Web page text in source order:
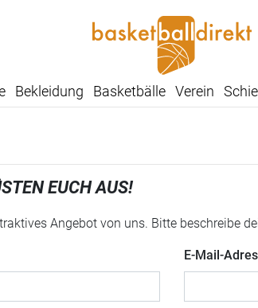
Bekleidung Basketbälle Verein
EUCH AUS!
Angebot von uns. Bitte beschreibe
E-Mail-